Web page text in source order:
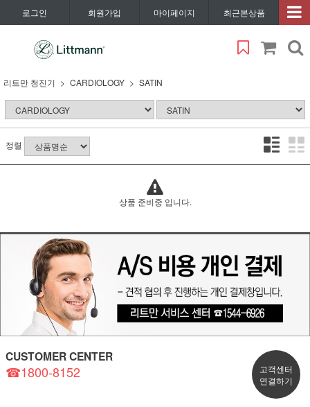
로그인 회원가입 마이페이지 최근본상품
리트만 청진기 CARDIOLOGY SATIN
정렬
상품 준비중 입니다.
CUSTOMER CENTER
☎1800-8152
고객센터
연결하기